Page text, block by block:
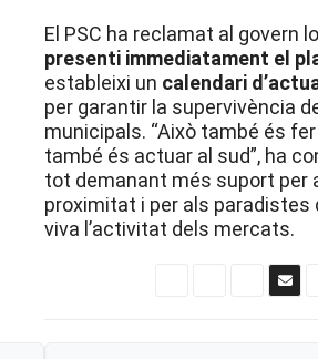
El PSC ha reclamat al govern
presenti immediatament el
estableixi un calendari
per garantir la supervivència
municipals. “Això també és
també és actuar al sud”, ha
tot demanant més suport per
proximitat i per als paradistes
viva l’activitat dels mercats.